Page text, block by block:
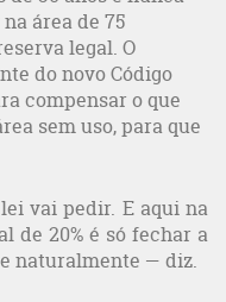
área de 75
legal. O
do novo Código
compensar o que
sem uso, para que
vai pedir. E aqui na
de 20% é só fechar a
naturalmente — diz.